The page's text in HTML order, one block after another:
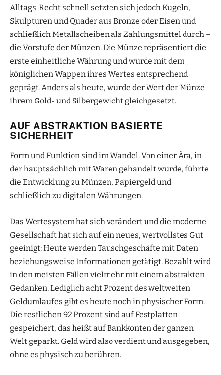
Alltags. Recht schnell setzten sich jedoch Kugeln,
Skulpturen und Quader aus Bronze oder Eisen und
schließlich Metallscheiben als Zahlungsmittel durch –
die Vorstufe der Münzen. Die Münze repräsentiert die
erste einheitliche Währung und wurde mit dem
königlichen Wappen ihres Wertes entsprechend
geprägt. Anders als heute, wurde der Wert der Münze
ihrem Gold- und Silbergewicht gleichgesetzt.
AUF ABSTRAKTION BASIERTE
SICHERHEIT
Form und Funktion sind im Wandel. Von einer Ära, in
der hauptsächlich mit Waren gehandelt wurde, führte
die Entwicklung zu Münzen, Papiergeld und
schließlich zu digitalen Währungen.
Das Wertesystem hat sich verändert und die moderne
Gesellschaft hat sich auf ein neues, wertvollstes Gut
geeinigt: Heute werden Tauschgeschäfte mit Daten
beziehungsweise Informationen getätigt. Bezahlt wird
in den meisten Fällen vielmehr mit einem abstrakten
Gedanken. Lediglich acht Prozent des weltweiten
Geldumlaufes gibt es heute noch in physischer Form.
Die restlichen 92 Prozent sind auf Festplatten
gespeichert, das heißt auf Bankkonten der ganzen
Welt geparkt. Geld wird also verdient und ausgegeben,
ohne es physisch zu berühren.